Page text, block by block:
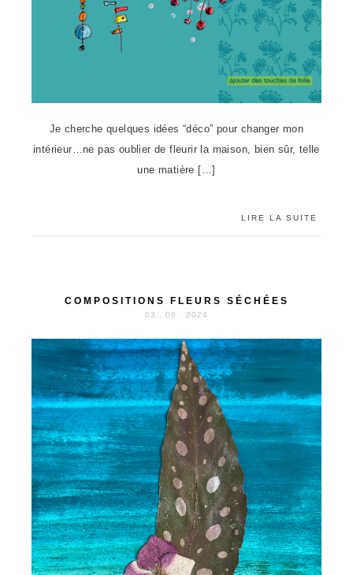
Je cherche quelques idées “déco” pour changer mon
intérieur…ne pas oublier de fleurir la maison, bien sûr, telle
une matière […]
LIRE LA SUITE
COMPOSITIONS FLEURS SÉCHÉES
03 . 06 . 2024